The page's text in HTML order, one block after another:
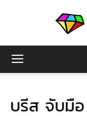
บรีส จับมื